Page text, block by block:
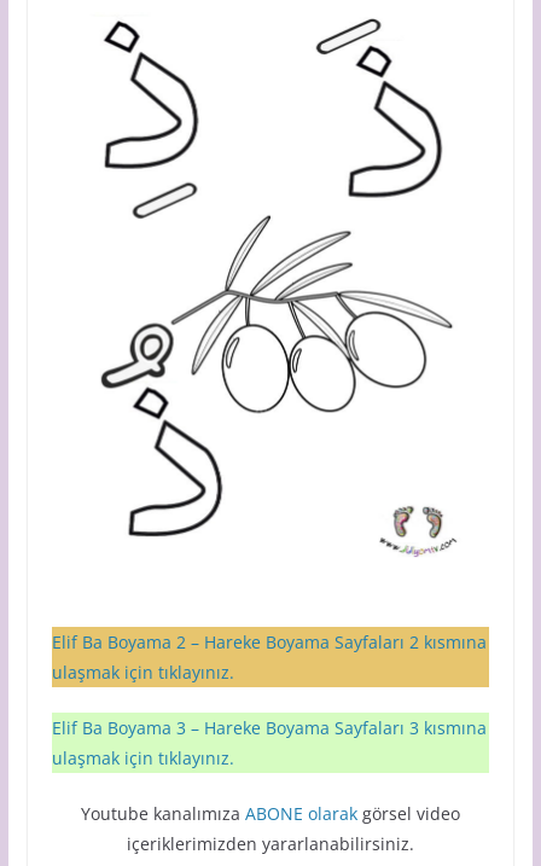
Elif Ba Boyama 2 – Hareke Boyama Sayfaları 2 kısmına
ulaşmak için tıklayınız.
Elif Ba Boyama 3 – Hareke Boyama Sayfaları 3 kısmına
ulaşmak için tıklayınız.
Youtube kanalımıza ABONE olarakgörsel video
içeriklerimizden yararlanabilirsiniz.